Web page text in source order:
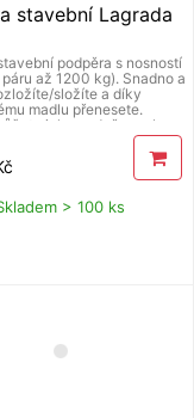
stavební Lagrada
podpěra s nosností
až 1200 kg). Snadno a
složíte a díky
madlu přenesete.
jako podpěru nebo
2 podpěr vytvoříte
plochu s nosností až
je navíc výškově
protiskluzovou vrstvou,
jsou odnímatelné úchyty.
> 100 ks